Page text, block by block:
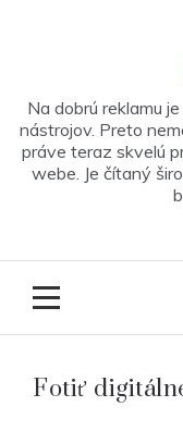
Na dobrú reklamu
nástrojov. Preto
práve teraz skvelú
webe. Je čítaný
Fotiť